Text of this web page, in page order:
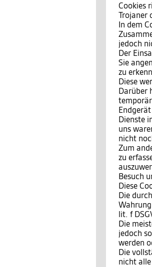
Cookies
Trojaner
In dem
jedoch
Der
Sie
zu
Diese
Darüber
Dienste
uns
nicht
Zum
zu
Besuch
Diese
Die
lit. f
Die
jedoch
werden
Die
nicht